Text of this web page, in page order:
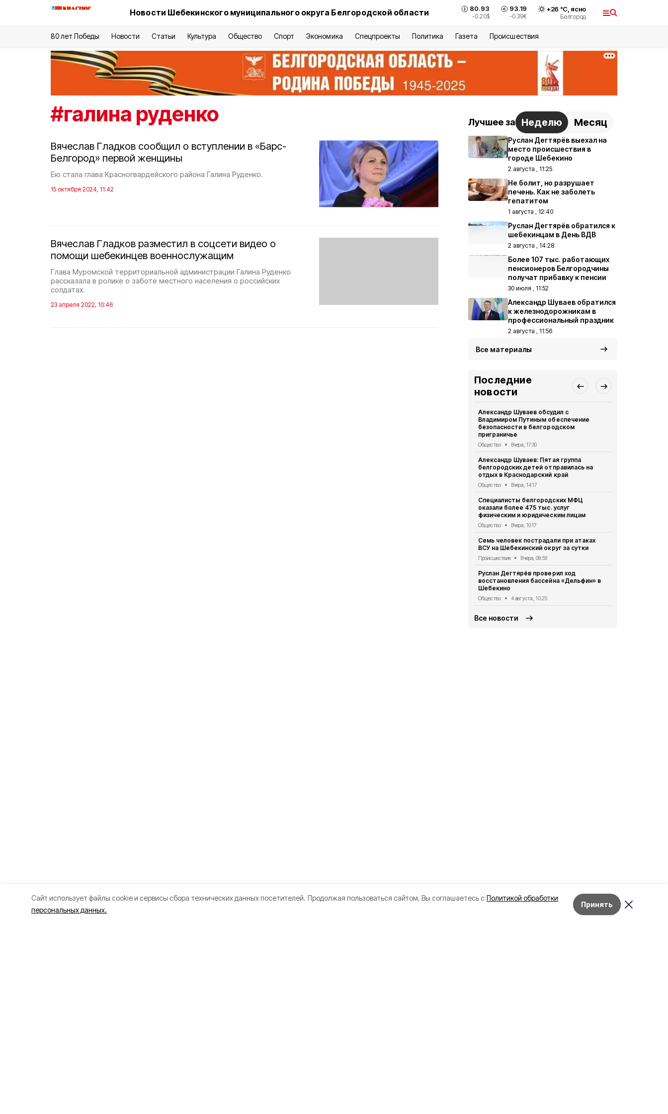
Cайт использует файлы cookie и сервисы сбора технических данных посетителей. Продолжая пользоваться сайтом, Вы соглашаетесь с Политикой обработки
персональных данных.
Принять
Новости Шебекинского муниципального округа Белгородской области 80.93
-0.20$
93.19
-0.39€
+26 °С, ясно
Белгород
80 лет Победы Новости Статьи Культура Общество Спорт Экономика Спецпроекты Политика Газета Происшествия
#галина руденко
Вячеслав Гладков сообщил о вступлении в «Барс-
Белгород» первой женщины
Ею стала глава Красногвардейского района Галина Руденко.
15 октября 2024, 11:42
Вячеслав Гладков разместил в соцсети видео о
помощи шебекинцев военнослужащим
Глава Муромской территориальной администрации Галина Руденко
рассказала в ролике о заботе местного населения о российских
солдатах.
23 апреля 2022, 10:46
Лучшее за Неделю Месяц
Руслан Дегтярёв выехал на
место происшествия в
городе Шебекино
2 августа , 11:25
Не болит, но разрушает
печень. Как не заболеть
гепатитом
1 августа , 12:40
Руслан Дегтярёв обратился к
шебекинцам в День ВДВ
2 августа , 14:28
Более 107 тыс. работающих
пенсионеров Белгородчины
получат прибавку к пенсии
30 июля , 11:52
Александр Шуваев обратился
к железнодорожникам в
профессиональный праздник
2 августа , 11:56
Все материалы
Последние
новости
Александр Шуваев обсудил с
Владимиром Путиным обеспечение
безопасности в белгородском
приграничье
Общество Вчера, 17:30
Александр Шуваев: Пятая группа
белгородских детей отправилась на
отдых в Краснодарский край
Общество Вчера, 14:17
Специалисты белгородских МФЦ
оказали более 475 тыс. услуг
физическим и юридическим лицам
Общество Вчера, 10:17
Семь человек пострадали при атаках
ВСУ на Шебекинский округ за сутки
Происшествия Вчера, 08:59
Руслан Дегтярёв проверил ход
восстановления бассейна «Дельфин» в
Шебекино
Общество 4 августа , 10:25
Все новости